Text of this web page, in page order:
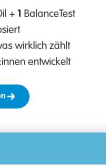
+ 1 BalanceTest
wirklich zählt
entwickelt